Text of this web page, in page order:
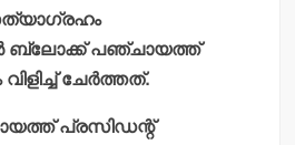
ബ്ലോക്ക് പഞ്ചായത്ത്
ചേര്‍ത്തത്.
പ്രസിഡന്റ്